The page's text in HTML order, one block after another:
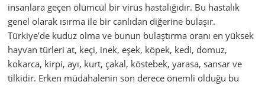
insanlara geçen ölümcül bir virüs hastalığıdır. Bu hastalık
genel olarak ısırma ile bir canlıdan diğerine bulaşır.
Türkiye’de kuduz olma ve bunun bulaştırma oranı en yüksek
hayvan türleri at, keçi, inek, eşek, köpek, kedi, domuz,
kokarca, kirpi, ayı, kurt, çakal, köstebek, yarasa, sansar ve
tilkidir. Erken müdahalenin son derece önemli olduğu bu